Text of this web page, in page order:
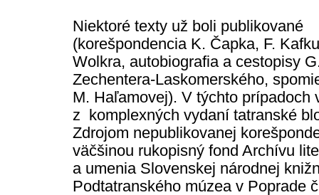
Niektoré texty už boli publikované
(korešpondencia K. Čapka, F.
Wolkra, autobiografia a cestopisy
Zechentera-Laskomerského,
M. Haľamovej). V týchto prípadoch
z komplexných vydaní tatranské
Zdrojom nepublikovanej
väčšinou rukopisný fond Archívu
a umenia Slovenskej národnej
Podtatranského múzea v Poprade